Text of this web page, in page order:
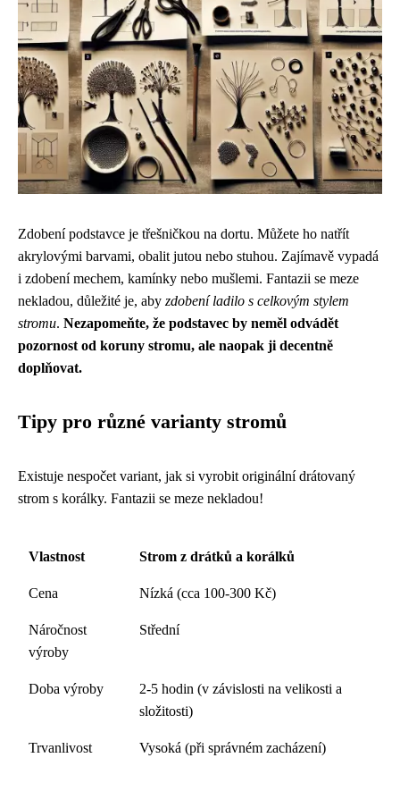
Zdobení podstavce je třešničkou na dortu. Můžete ho natřít
akrylovými barvami, obalit jutou nebo stuhou. Zajímavě vypadá
i zdobení mechem, kamínky nebo mušlemi. Fantazii se meze
nekladou, důležité je, aby zdobení ladilo s celkovým stylem
stromu. Nezapomeňte, že podstavec by neměl odvádět
pozornost od koruny stromu, ale naopak ji decentně
doplňovat.
Tipy pro různé varianty stromů
Existuje nespočet variant, jak si vyrobit originální drátovaný
strom s korálky. Fantazii se meze nekladou!
Vlastnost Strom z drátků a korálků
Cena Nízká (cca 100-300 Kč)
Náročnost
výroby
Střední
Doba výroby
2-5 hodin (v závislosti na velikosti a
složitosti)
Trvanlivost Vysoká (při správném zacházení)